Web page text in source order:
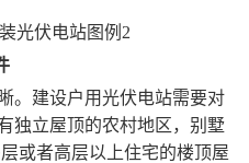
光伏电站图例2
。建设户用光伏电站需要对
独立屋顶的农村地区，别墅
或者高层以上住宅的楼顶屋